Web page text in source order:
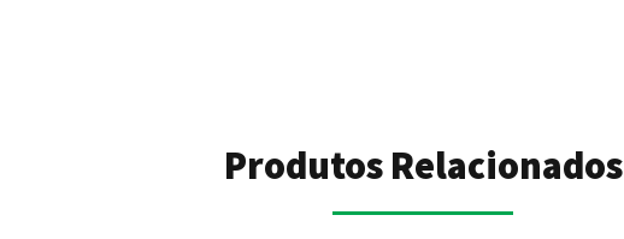
Produtos Relacionados